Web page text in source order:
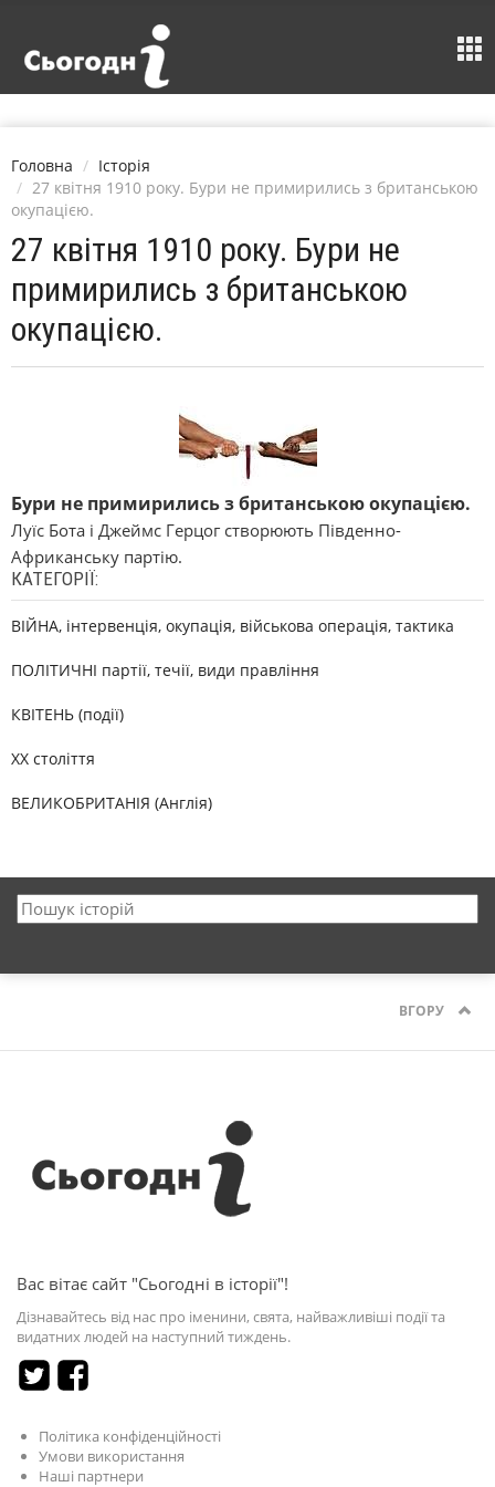
Головна
Історія
27 квітня 1910 року. Бури не примирились з британською
окупацією.
27 квітня 1910 року. Бури не
примирились з британською
окупацією.
Бури не примирились з британською окупацією.
Луїс Бота і Джеймс Герцог створюють Південно-
Африканську партію.
КАТЕГОРІЇ:
ВІЙНА, інтервенція, окупація, військова операція, тактика
ПОЛІТИЧНІ партії, течії, види правління
КВІТЕНЬ (події)
XX століття
ВЕЛИКОБРИТАНІЯ (Англія)
ВГОРУ
Вас вітає сайт "Сьогодні в історії"!
Дізнавайтесь від нас про іменини, свята, найважливіші події та
видатних людей на наступний тиждень.
Політика конфіденційності
Умови використання
Наші партнери